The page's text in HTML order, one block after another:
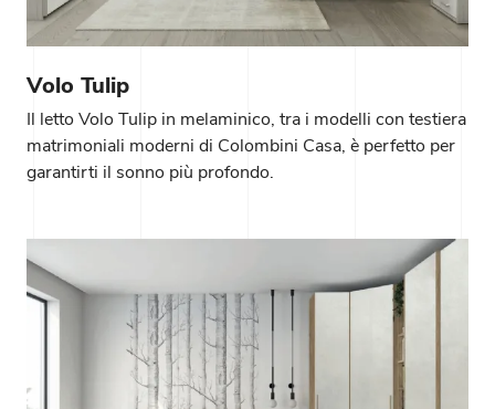
Volo Tulip
Il letto Volo Tulip in melaminico, tra i modelli con testiera
matrimoniali moderni di Colombini Casa, è perfetto per
garantirti il sonno più profondo.